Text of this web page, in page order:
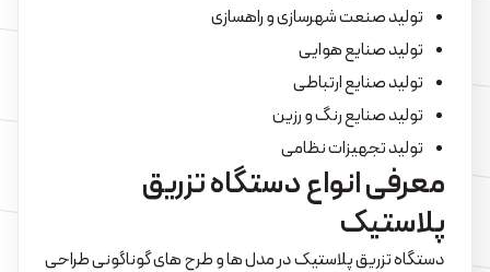
تولید صنعت شهرسازی و راهسازی
تولید صنایع هوایی
تولید صنایع ارتباطی
تولید صنایع رنگ و رزین
تولید تجهیزات نظامی
معرفی انواع دستگاه تزریق
پلاستیک
دستگاه تزریق پلاستیک در مدل ها و طرح های گوناگونی طراحی